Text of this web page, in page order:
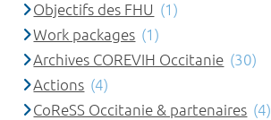
Objectifs des FHU (1)
Work packages (1)
Archives COREVIH Occitanie (30)
Actions (4)
CoReSS Occitanie & partenaires (4)